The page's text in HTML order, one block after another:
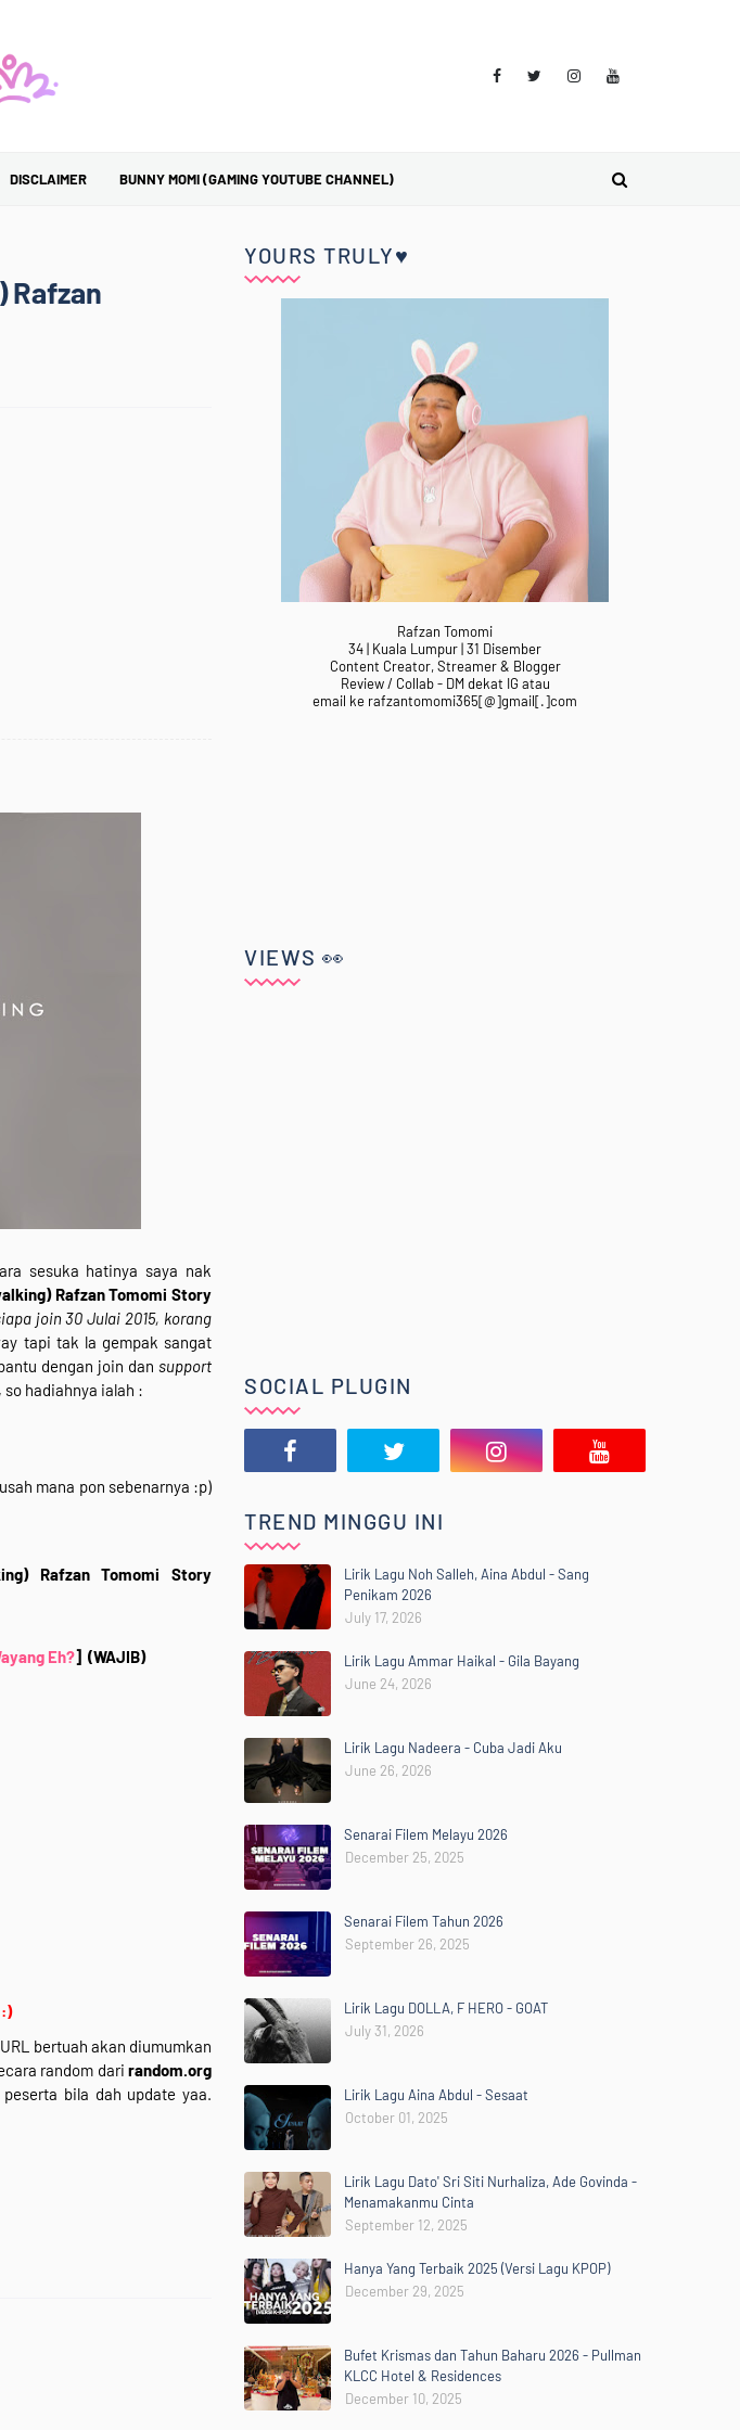
DISCLAIMER BUNNY MOMI (GAMING YOUTUBE CHANNEL)
Rafzan
sesuka hatinya saya nak
Rafzan Tomomi Story
join 30 Julai 2015, korang
tapi tak la gempak sangat
dengan join dansupport
so hadiahnya ialah :
mana pon sebenarnya :p)
Rafzan Tomomi Story
Eh?] (WAJIB)
bertuah akan diumumkan
random dari random.org
bila dah update yaa.
YOURS TRULY♥
Rafzan Tomomi
34 | Kuala Lumpur | 31 Disember
Content Creator, Streamer & Blogger
Review / Collab - DM dekat IG atau
email ke rafzantomomi365[@]gmail[.]com
VIEWS 👀
SOCIAL PLUGIN
TREND MINGGU INI
Lirik Lagu Noh Salleh, Aina Abdul - Sang
Penikam 2026
July 17, 2026
Lirik Lagu Ammar Haikal - Gila Bayang
June 24, 2026
Lirik Lagu Nadeera - Cuba Jadi Aku
June 26, 2026
Senarai Filem Melayu 2026
December 25, 2025
Senarai Filem Tahun 2026
September 26, 2025
Lirik Lagu DOLLA, F HERO - GOAT
July 31, 2026
Lirik Lagu Aina Abdul - Sesaat
October 01, 2025
Lirik Lagu Dato' Sri Siti Nurhaliza, Ade Govinda -
Menamakanmu Cinta
September 12, 2025
Hanya Yang Terbaik 2025 (Versi Lagu KPOP)
December 29, 2025
Bufet Krismas dan Tahun Baharu 2026 - Pullman
KLCC Hotel & Residences
December 10, 2025